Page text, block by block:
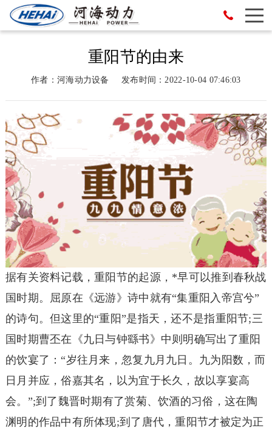
重阳节的由来
作者：河海动力设备 发布时间：2022-10-04 07:46:03
据有关资料记载，重阳节的起源，*早可以推到春秋战
国时期。屈原在《远游》诗中就有“集重阳入帝宫兮”
的诗句。但这里的“重阳”是指天，还不是指重阳节;三
国时期曹丕在《九日与钟繇书》中则明确写出了重阳
的饮宴了：“岁往月来，忽复九月九日。九为阳数，而
日月并应，俗嘉其名，以为宜于长久，故以享宴高
会。”;到了魏晋时期有了赏菊、饮酒的习俗，这在陶
渊明的作品中有所体现;到了唐代，重阳节才被定为正